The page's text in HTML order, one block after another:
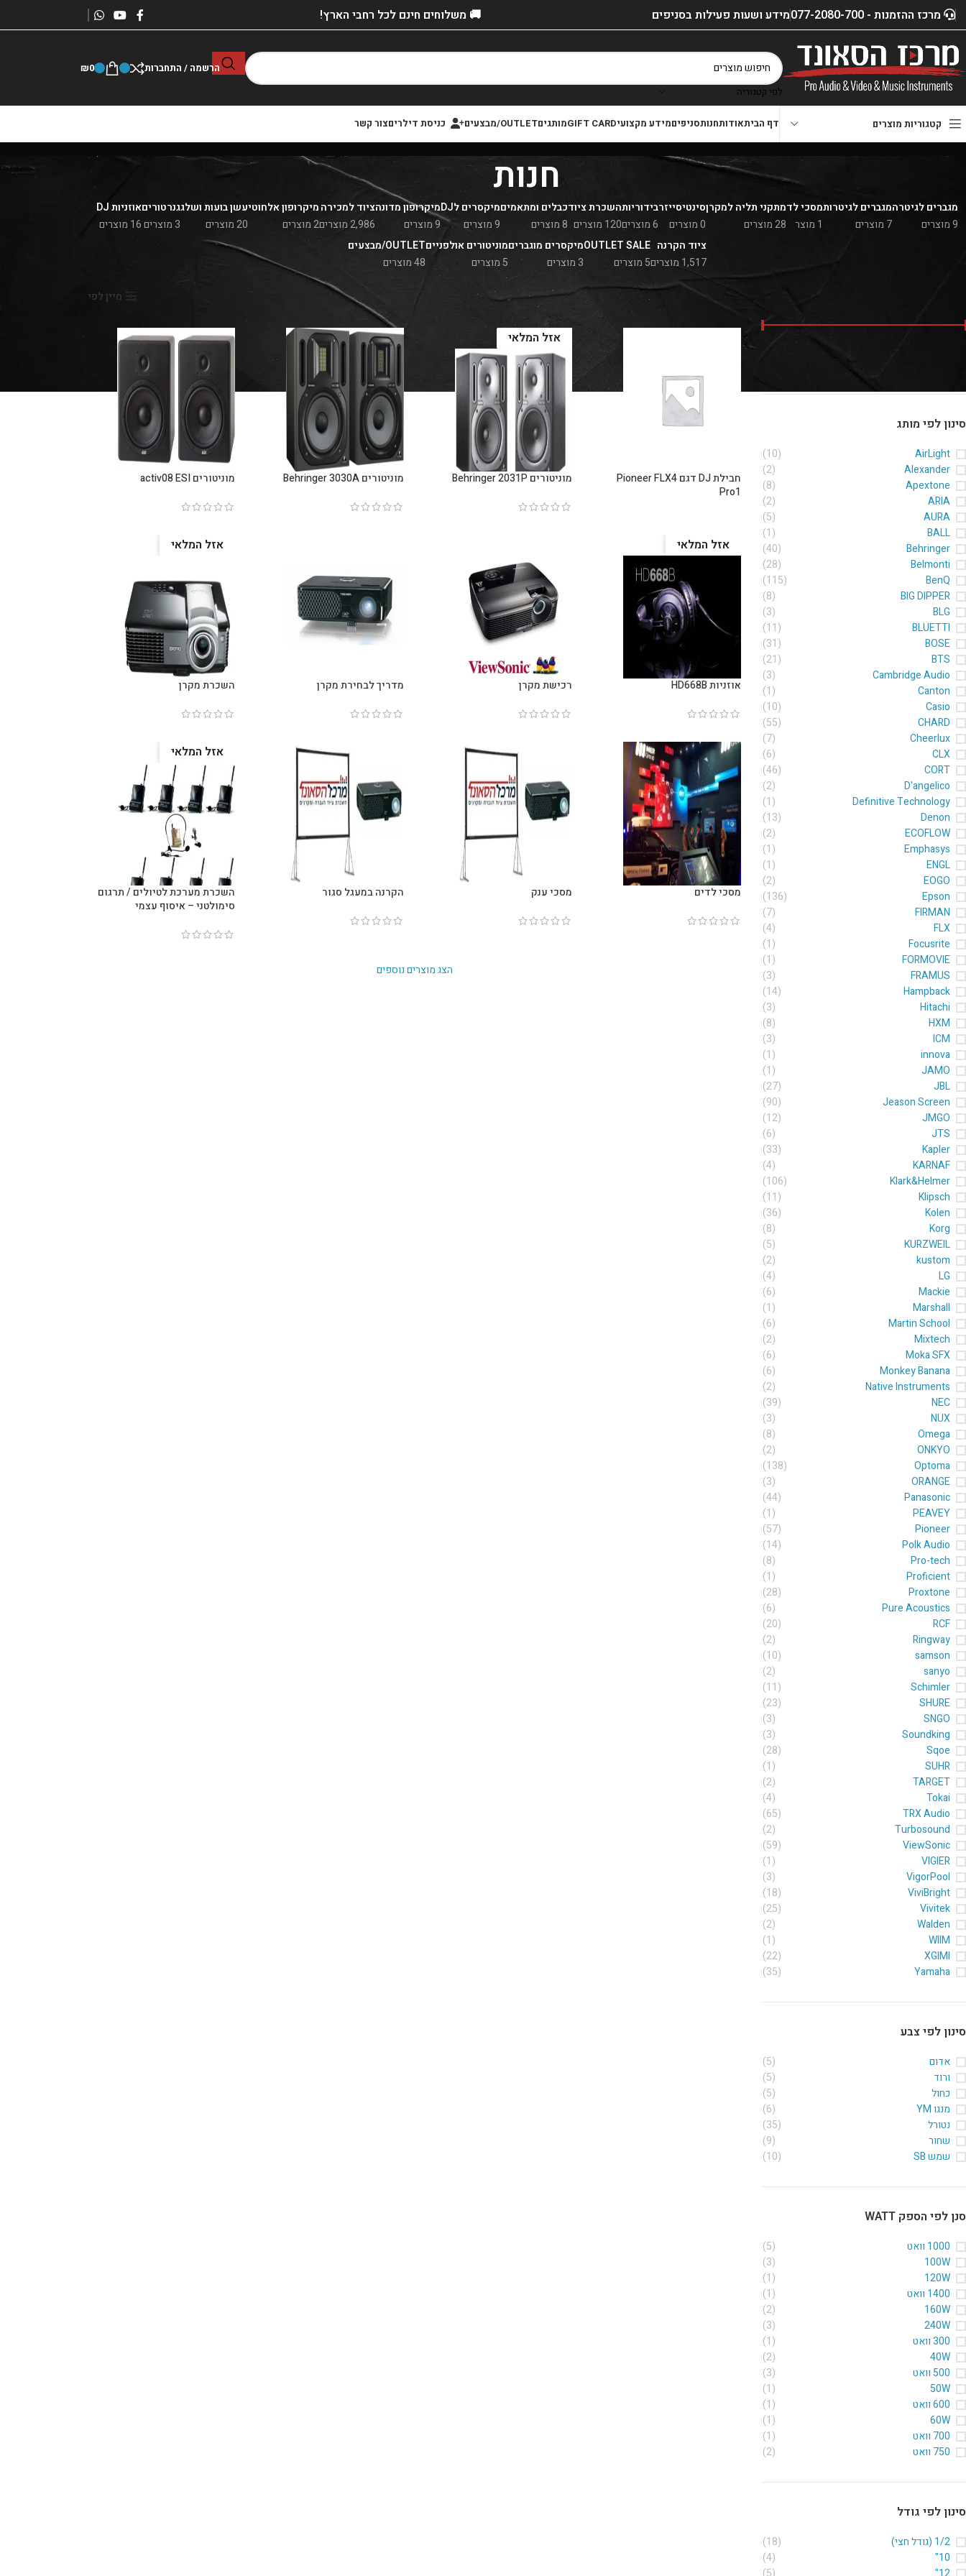
מרכז ההזמנות - 077-2080-700 מידע ושעות פעילות בסניפים 🚚 משלוחים חינם לכל רחבי הארץ!
לפי קטגוריה
הרשמה / התחברות ₪0
קטגוריות מוצרים דף הביתאודותחנותסניפיםמידע מקצועיGIFT CARDמותגיםOUTLET/מבצעים כניסת דילריםצור קשר
חנות
מגברים לגיטרה
9 מוצרים
מגברים לגיטרות
7 מוצרים
מסכי לד
1 מוצר
מתקני תליה למקרן
28 מוצרים
סינטיסייזר
0 מוצרים
בידוריות
6 מוצרים
השכרת ציוד
120 מוצרים
כבלים ומתאמים
8 מוצרים
מיקסרים לDJ
9 מוצרים
מיקרופון מדונה
9 מוצרים
ציוד למכירה
2,986 מוצרים
מיקרופון אלחוטי
2 מוצרים
עשן בועות ושלג
20 מוצרים
גנרטורים
3 מוצרים
אוזניות DJ
16 מוצרים
ציוד הקרנה
1,517 מוצרים
OUTLET SALE
5 מוצרים
מיקסרים מוגברים
3 מוצרים
מוניטורים אולפניים
5 מוצרים
OUTLET/מבצעים
48 מוצרים
סינון לפי מותג
AirLight
(10)
Alexander
(2)
Apextone
(8)
ARIA
(2)
AURA
(5)
BALL
(1)
Behringer
(40)
Belmonti
(28)
BenQ
(115)
BIG DIPPER
(8)
BLG
(3)
BLUETTI
(11)
BOSE
(31)
BTS
(21)
Cambridge Audio
(3)
Canton
(1)
Casio
(10)
CHARD
(55)
Cheerlux
(7)
CLX
(6)
CORT
(46)
D'angelico
(2)
Definitive Technology
(1)
Denon
(13)
ECOFLOW
(2)
Emphasys
(1)
ENGL
(1)
EOGO
(2)
Epson
(136)
FIRMAN
(7)
FLX
(4)
Focusrite
(1)
FORMOVIE
(1)
FRAMUS
(3)
Hampback
(14)
Hitachi
(3)
HXM
(8)
ICM
(3)
innova
(1)
JAMO
(1)
JBL
(27)
Jeason Screen
(90)
JMGO
(12)
JTS
(6)
Kapler
(33)
KARNAF
(4)
Klark&Helmer
(106)
Klipsch
(11)
Kolen
(36)
Korg
(8)
KURZWEIL
(5)
kustom
(2)
LG
(4)
Mackie
(6)
Marshall
(1)
Martin School
(6)
Mixtech
(2)
Moka SFX
(6)
Monkey Banana
(6)
Native Instruments
(2)
NEC
(39)
NUX
(3)
Omega
(8)
ONKYO
(2)
Optoma
(138)
ORANGE
(3)
Panasonic
(44)
PEAVEY
(1)
Pioneer
(57)
Polk Audio
(14)
Pro-tech
(8)
Proficient
(1)
Proxtone
(28)
Pure Acoustics
(6)
RCF
(20)
Ringway
(2)
samson
(10)
sanyo
(2)
Schimler
(11)
SHURE
(23)
SNGO
(3)
Soundking
(3)
Sqoe
(28)
SUHR
(1)
TARGET
(2)
Tokai
(4)
TRX Audio
(65)
Turbosound
(2)
ViewSonic
(59)
VIGIER
(1)
VigorPool
(3)
ViviBright
(18)
Vivitek
(25)
Walden
(2)
WIIM
(1)
XGIMI
(22)
Yamaha
(35)
סינון לפי צבע
אדום
(5)
ורוד
(5)
כחול
(5)
מנגו YM
(6)
נטורל
(35)
שחור
(9)
שמש SB
(10)
סנן לפי הספק WATT
1000 וואט
(5)
100W
(3)
120W
(1)
1400 וואט
(1)
160W
(2)
240W
(3)
300 וואט
(1)
40W
(2)
500 וואט
(3)
50W
(1)
600 וואט
(1)
60W
(1)
700 וואט
(1)
750 וואט
(2)
סינון לפי גודל
1/2 (גודל חצי)
(18)
10"
(4)
הצג מיין לפי
חבילת DJ דגם Pioneer FLX4
Pro1
אזל המלאי
מוניטורים Behringer 2031P מוניטורים Behringer 3030A מוניטורים activ08 ESI
אזל המלאי
אוזניות HD668B רכישת מקרן מדריך לבחירת מקרן
אזל המלאי
השכרת מקרן
מסכי לדים מסכי ענק הקרנה במעגל סגור
אזל המלאי
השכרת מערכת לטיולים / תרגום
סימולטני – איסוף עצמי
הצג מוצרים נוספים